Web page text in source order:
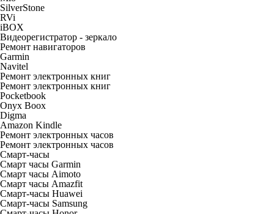
SilverStone
RVi
iBOX
Видеорегистратор - зеркало
Ремонт навигаторов
Garmin
Navitel
Ремонт электронных книг
Ремонт электронных книг
Pocketbook
Onyx Boox
Digma
Amazon Kindle
Ремонт электронных часов
Ремонт электронных часов
Смарт-часы
Смарт часы Garmin
Смарт часы Aimoto
Смарт часы Amazfit
Смарт-часы Huawei
Смарт-часы Samsung